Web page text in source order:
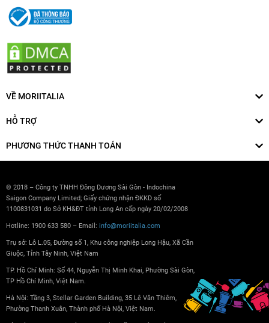
VỀ MORIITALIA
HỖ TRỢ
PHƯƠNG THỨC THANH TOÁN
© 2018 – Công ty TNHH Đông Dương Sài Gòn - Indochina
Saigon Company Limited; Giấy chứng nhận ĐKKD số
1100831031 do Sở KH&ĐT tỉnh Long An cấp ngày 20/02/2008
Hotline: 1900 633 580 – Email: info@moriitalia.com
Trụ sở: Lô L.05, Đường số 1, Khu công nghiệp Long Hậu, Xã Cần
Giuộc, Tỉnh Tây Ninh, Việt Nam
TP. Hồ Chí Minh: Số 44, Nguyễn Thị Minh Khai, Phường Sài Gòn,
TP Hồ Chí Minh, Việt Nam.
Hà Nội: Tầng 3, Stellar Garden Building, 35 Lê Văn Thiêm,
Phường Thanh Xuân, Thành phố Hà Nội, Việt Nam.